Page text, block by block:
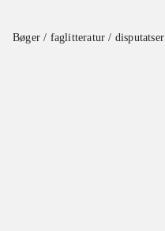
Bøger / faglitteratur / disputatser